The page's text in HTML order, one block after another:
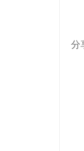
分